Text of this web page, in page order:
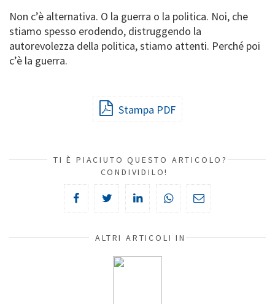
Non c’è alternativa. O la guerra o la politica. Noi, che
stiamo spesso erodendo, distruggendo la
autorevolezza della politica, stiamo attenti. Perché poi
c’è la guerra.
Stampa PDF
TI È PIACIUTO QUESTO ARTICOLO?
CONDIVIDILO!
ALTRI ARTICOLI IN